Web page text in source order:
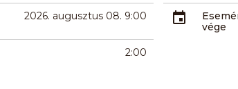
2026. augusztus 08. 9:00
vége
2:00